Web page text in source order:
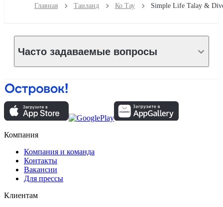
Главная Таиланд Ко Тау
Часто задаваемые вопросы
Компания
Компания и команда
Контакты
Вакансии
Для прессы
Клиентам